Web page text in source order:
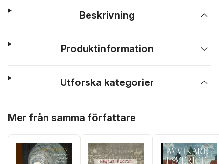
Beskrivning
Produktinformation
Utforska kategorier
Mer från samma författare